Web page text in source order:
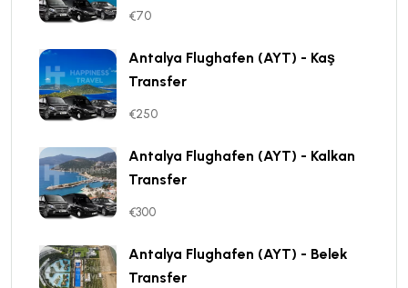
€70
Antalya Flughafen (AYT) - Kaş
Transfer
€250
Antalya Flughafen (AYT) - Kalkan
Transfer
€300
Antalya Flughafen (AYT) - Belek
Transfer